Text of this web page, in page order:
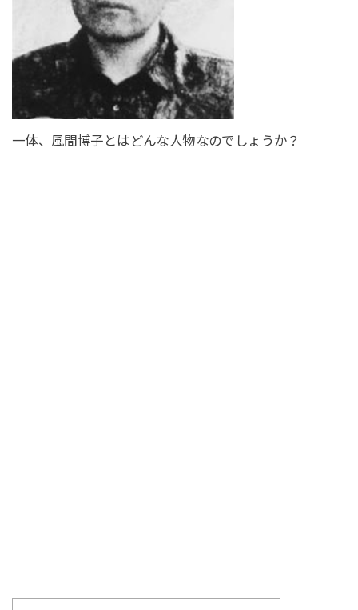
一体、風間博子とはどんな人物なのでしょうか？